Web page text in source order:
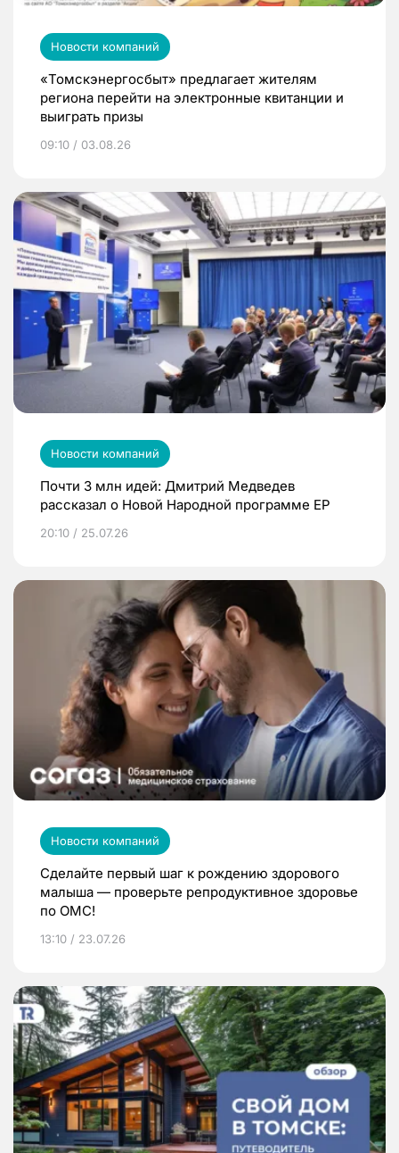
Новости компаний
«Томскэнергосбыт» предлагает жителям
региона перейти на электронные квитанции и
выиграть призы
09:10 / 03.08.26
Новости компаний
Почти 3 млн идей: Дмитрий Медведев
рассказал о Новой Народной программе ЕР
20:10 / 25.07.26
Новости компаний
Сделайте первый шаг к рождению здорового
малыша — проверьте репродуктивное здоровье
по ОМС!
13:10 / 23.07.26